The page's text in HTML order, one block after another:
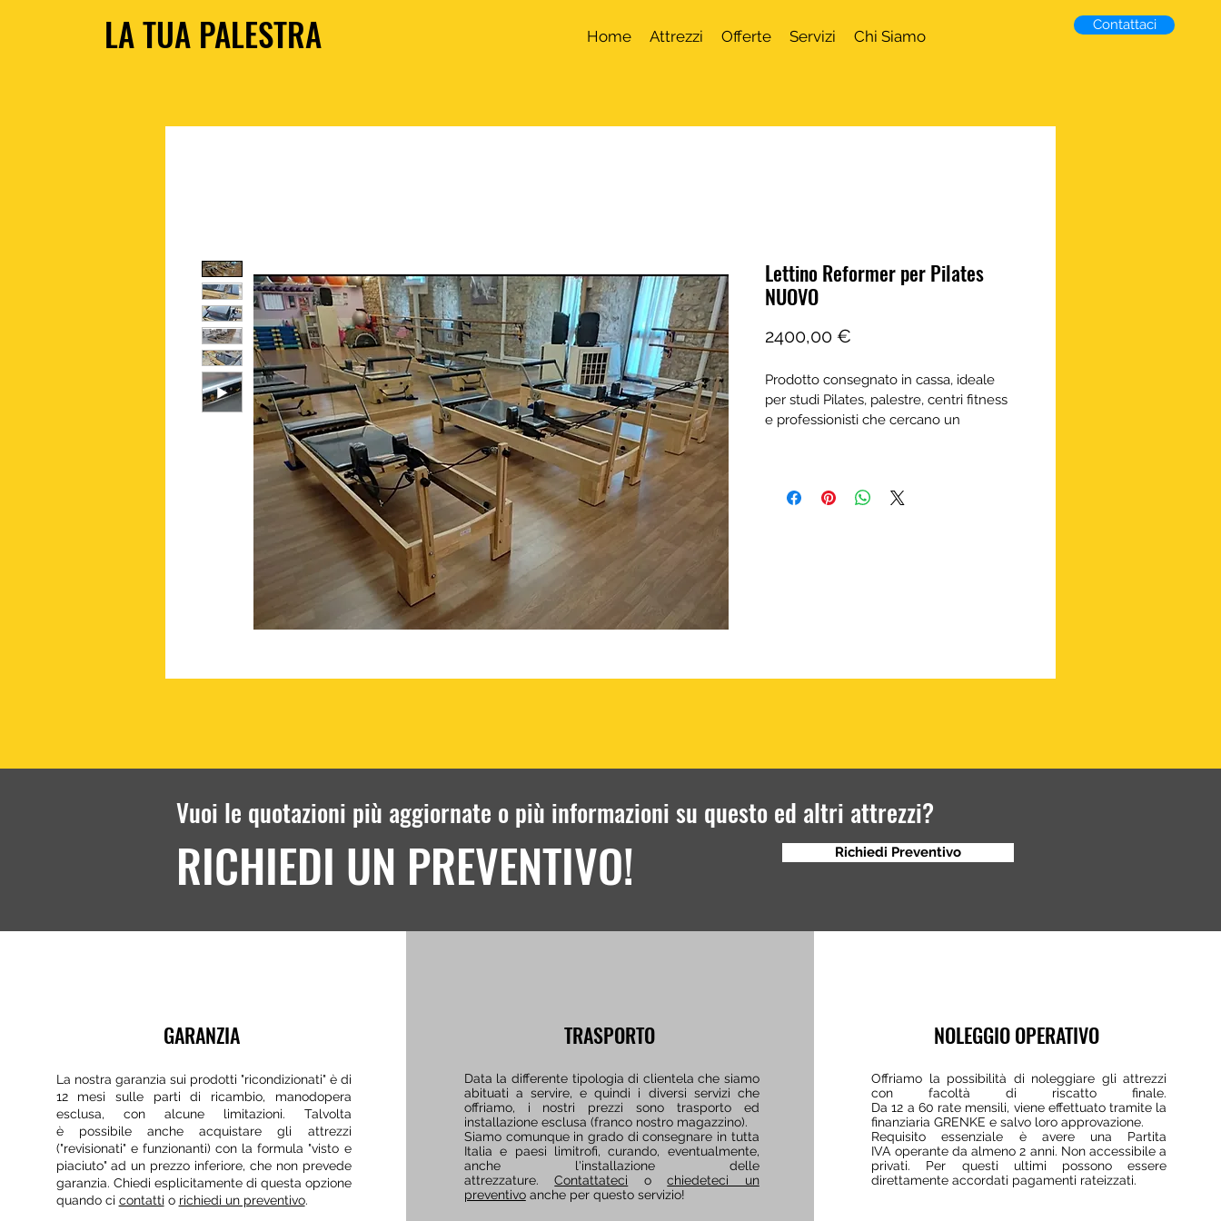
LA TUA PALESTRA Home Attrezzi Offerte Servizi Chi Siamo
Contattaci
Lettino Reformer per Pilates
NUOVO
2400,00 €
Prodotto consegnato in cassa, ideale
per studi Pilates, palestre, centri fitness
e professionisti che cercano un
richiedere trasporto, consegna e
Vuoi le quotazioni più aggiornate o più informazioni su questo ed altri attrezzi?
RICHIEDI UN PREVENTIVO! Richiedi Preventivo
GARANZIA
La nostra garanzia sui prodotti "ricondizionati" è di
12 mesi sulle parti di ricambio, manodopera
esclusa, con alcune limitazioni. Talvolta
è possibile anche acquistare gli attrezzi
("revisionati" e funzionanti) con la formula "visto e
piaciuto" ad un prezzo inferiore, che non prevede
garanzia. Chiedi esplicitamente di questa opzione
quando ci contatti o richiedi un preventivo.
TRASPORTO
Data la differente tipologia di clientela che siamo
abituati a servire, e quindi i diversi servizi che
offriamo, i nostri prezzi sono trasporto ed
installazione esclusa (franco nostro magazzino).
Siamo comunque in grado di consegnare in tutta
Italia e paesi limitrofi, curando, eventualmente,
anche l'installazione delle
attrezzature.Contattateci ochiedeteci un
preventivoanche per questo servizio!
€
€
€
NOLEGGIO OPERATIVO
Offriamo la possibilità di noleggiare gli attrezzi
con facoltà di riscatto finale.
Da 12 a 60 rate mensili, viene effettuato tramite la
finanziaria GRENKE e salvo loro approvazione.
Requisito essenziale è avere una Partita
IVA operante da almeno 2 anni. Non accessibile a
privati. Per questi ultimi possono essere
direttamente accordati pagamenti rateizzati.